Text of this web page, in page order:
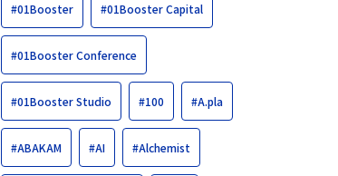
#01Booster #01Booster Capital
#01Booster Conference
#01Booster Studio #100 #A.pla
#ABAKAM #AI #Alchemist